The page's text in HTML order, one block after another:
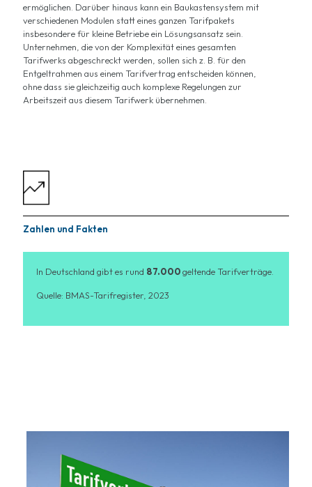
ermöglichen. Darüber hinaus kann ein Baukastensystem mit
verschiedenen Modulen statt eines ganzen Tarifpakets
insbesondere für kleine Betriebe ein Lösungsansatz sein.
Unternehmen, die von der Komplexität eines gesamten
Tarifwerks abgeschreckt werden, sollen sich z. B. für den
Entgeltrahmen aus einem Tarifvertrag entscheiden können,
ohne dass sie gleichzeitig auch komplexe Regelungen zur
Arbeitszeit aus diesem Tarifwerk übernehmen.
Zahlen und Fakten
In Deutschland gibt es rund 87.000geltende Tarifverträge.
Quelle: BMAS-Tarifregister, 2023